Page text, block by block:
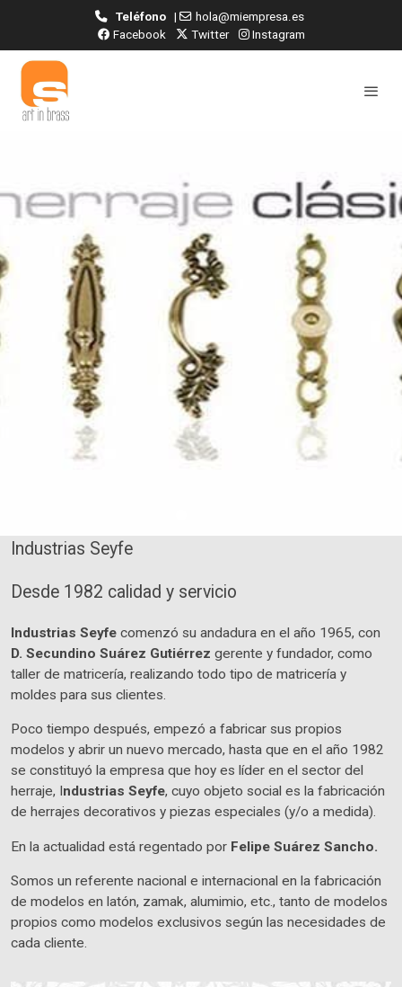
Teléfono|
hola@miempresa.es
Facebook
Twitter Instagram
Industrias Seyfe
Desde 1982 calidad y servicio
Industrias Seyfe comenzó su andadura en el año 1965, con
D. Secundino Suárez Gutiérrez gerente y fundador, como
taller de matricería, realizando todo tipo de matricería y
moldes para sus clientes.
Poco tiempo después, empezó a fabricar sus propios
modelos y abrir un nuevo mercado, hasta que en el año 1982
se constituyó la empresa que hoy es líder en el sector del
herraje, Industrias Seyfe, cuyo objeto social es la fabricación
de herrajes decorativos y piezas especiales (y/o a medida).
En la actualidad está regentado por Felipe Suárez Sancho.
Somos un referente nacional e internacional en la fabricación
de modelos en latón, zamak, alumimio, etc., tanto de modelos
propios como modelos exclusivos según las necesidades de
cada cliente.